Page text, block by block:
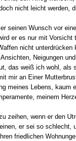
nicht leicht werden,
seinen Wunsch vor
er es nur mit Vorsicht
nicht unterdrücken
Neigungen
das weiß ich wohl, als
mir an Einer
meines Lebens, kaum
meinem
zeihen, wenn er den
er sei so schlecht,
friedlichen